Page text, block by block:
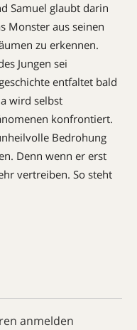
Samuel glaubt darin
Monster aus seinen
zu erkennen.
Jungen sei
entfaltet bald
wird selbst
konfrontiert.
Bedrohung
Denn wenn er erst
vertreiben. So steht
anmelden